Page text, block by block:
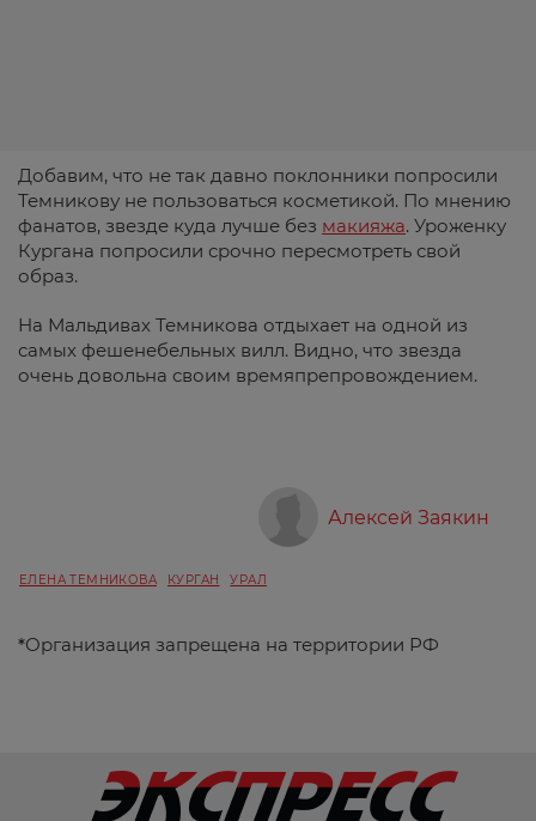
Добавим, что не так давно поклонники попросили
Темникову не пользоваться косметикой. По мнению
фанатов, звезде куда лучше без макияжа. Уроженку
Кургана попросили срочно пересмотреть свой
образ.
На Мальдивах Темникова отдыхает на одной из
самых фешенебельных вилл. Видно, что звезда
очень довольна своим времяпрепровождением.
Алексей Заякин
ЕЛЕНА ТЕМНИКОВА КУРГАН УРАЛ
*Организация запрещена на территории РФ